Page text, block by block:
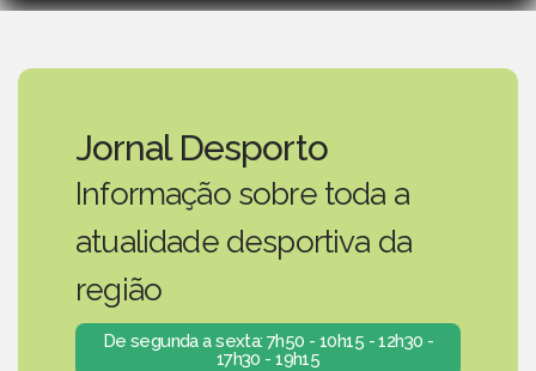
Jornal Desporto
Informação sobre toda a
atualidade desportiva da
região
De segunda a sexta: 7h50 - 10h15 - 12h30 -
17h30 - 19h15